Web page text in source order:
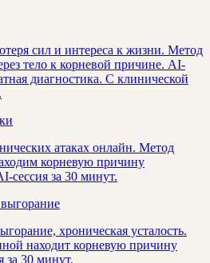
сил и интереса к жизни. Метод
тело к корневой причине. AI-
диагностика. С клинической
атаках онлайн. Метод
корневую причину
сессия за 30 минут.
хроническая усталость.
находит корневую причину
за 30 минут.